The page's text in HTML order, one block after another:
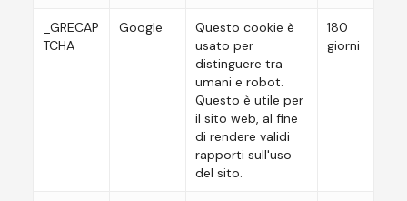
_GRECAP
TCHA
Google
Questo cookie è
usato per
distinguere tra
umani e robot.
Questo è utile per
il sito web, al fine
di rendere validi
rapporti sull'uso
del sito.
180
giorni